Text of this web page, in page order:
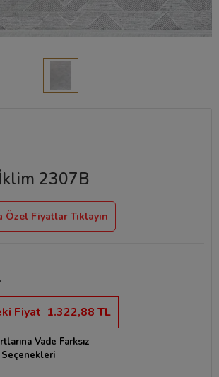
2307B
Özel Fiyatlar Tıklayın
Fiyat 1.322,88 TL
Vade Farksız
Seçenekleri